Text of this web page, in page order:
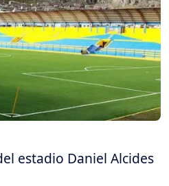
estadio Daniel Alcides